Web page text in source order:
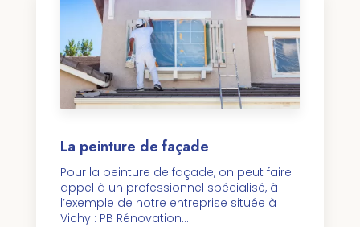
La peinture de façade
Pour la peinture de façade, on peut faire
appel à un professionnel spécialisé, à
l’exemple de notre entreprise située à
Vichy : PB Rénovation....